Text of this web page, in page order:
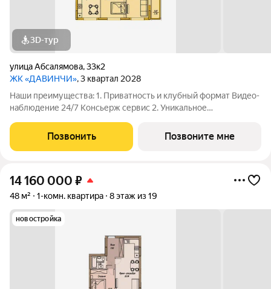
3D-тур
улица Абсалямова,33к2
ЖК «ДАВИНЧИ», 3 квартал 2028
Наши преимущества: 1. Приватность и клубный формат Видео-
наблюдение 24/7 Консьерж сервис 2. Уникальное
этаже Библиотека Спортивная зона Детский уголок 3.
Комфортный паркинг Закрытый паркинг на 1
Позвонить Позвоните мне
14 160 000 ₽
48 м² 1-комн. квартира 8 этаж из 19
новостройка